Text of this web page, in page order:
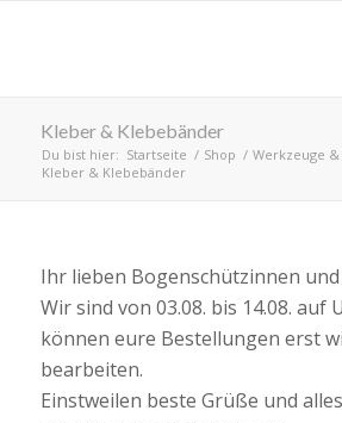
Kleber & Klebebänder
Du bist hier: Startseite / Shop / Werkzeuge
Kleber & Klebebänder
Ihr lieben Bogenschützinnen
Wir sind von 03.08. bis 14.08. auf
können eure Bestellungen erst
bearbeiten.
Einstweilen beste Grüße und